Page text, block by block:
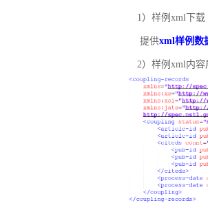
1）样例xml下载
提供xml样例数
2）样例xml内容